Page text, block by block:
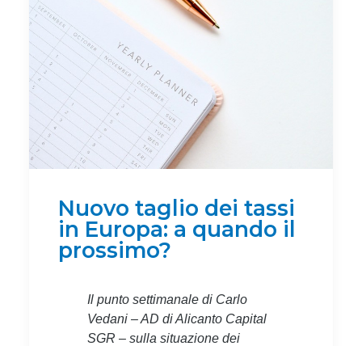
Nuovo taglio dei tassi
in Europa: a quando il
prossimo?
Il punto settimanale di Carlo
Vedani – AD di Alicanto Capital
SGR – sulla situazione dei